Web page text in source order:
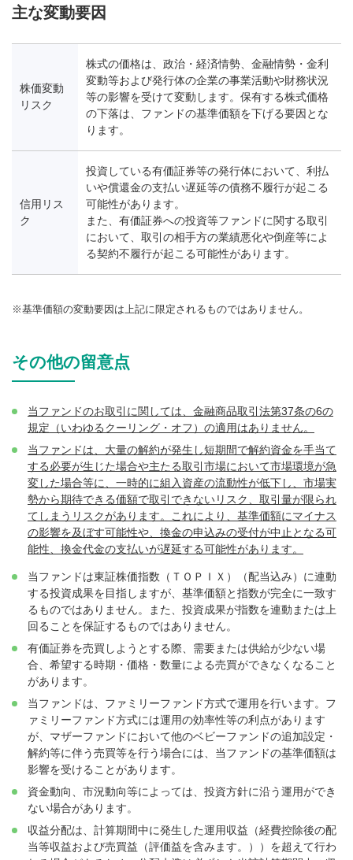
主な変動要因
株価変動
リスク
株式の価格は、政治・経済情勢、金融情勢・金利
変動等および発行体の企業の事業活動や財務状況
等の影響を受けて変動します。保有する株式価格
の下落は、ファンドの基準価額を下げる要因とな
ります。
信用リス
ク
投資している有価証券等の発行体において、利払
いや償還金の支払い遅延等の債務不履行が起こる
可能性があります。
また、有価証券への投資等ファンドに関する取引
において、取引の相手方の業績悪化や倒産等によ
る契約不履行が起こる可能性があります。
基準価額の変動要因は上記に限定されるものではありません。
その他の留意点
当ファンドのお取引に関しては、金融商品取引法第37条の6の
規定（いわゆるクーリング・オフ）の適用はありません。
当ファンドは、大量の解約が発生し短期間で解約資金を手当て
する必要が生じた場合や主たる取引市場において市場環境が急
変した場合等に、一時的に組入資産の流動性が低下し、市場実
勢から期待できる価額で取引できないリスク、取引量が限られ
てしまうリスクがあります。これにより、基準価額にマイナス
の影響を及ぼす可能性や、換金の申込みの受付が中止となる可
能性、換金代金の支払いが遅延する可能性があります。
当ファンドは東証株価指数（ＴＯＰＩＸ）（配当込み）に連動
する投資成果を目指しますが、基準価額と指数が完全に一致す
るものではありません。また、投資成果が指数を連動または上
回ることを保証するものではありません。
有価証券を売買しようとする際、需要または供給が少ない場
合、希望する時期・価格・数量による売買ができなくなること
があります。
当ファンドは、ファミリーファンド方式で運用を行います。フ
ァミリーファンド方式には運用の効率性等の利点があります
が、マザーファンドにおいて他のベビーファンドの追加設定・
解約等に伴う売買等を行う場合には、当ファンドの基準価額は
影響を受けることがあります。
資金動向、市況動向等によっては、投資方針に沿う運用ができ
ない場合があります。
収益分配は、計算期間中に発生した運用収益（経費控除後の配
当等収益および売買益（評価益を含みます。））を超えて行わ